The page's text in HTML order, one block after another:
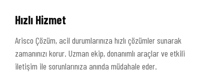
Hızlı Hizmet
Arisco Çözüm, acil durumlarınıza hızlı çözümler sunarak
zamanınızı korur. Uzman ekip, donanımlı araçlar ve etkili
iletişim ile sorunlarınıza anında müdahale eder.